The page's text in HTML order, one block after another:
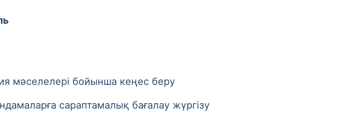
мәселелері бойынша кеңес беру
сараптамалық бағалау жүргізу